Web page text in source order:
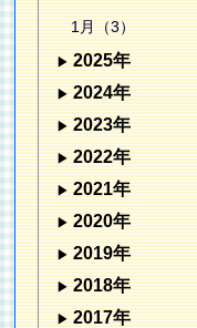
1月（3）
2025年
2024年
2023年
2022年
2021年
2020年
2019年
2018年
2017年